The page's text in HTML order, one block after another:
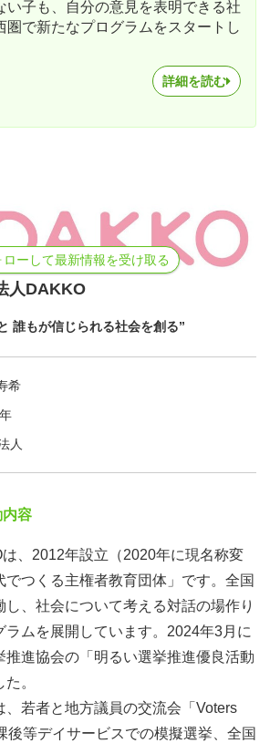
い子も、自分の意見を表明できる社
圏で新たなプログラムをスタートし
詳細を読む
ローして最新情報を受け取る
人DAKKO
誰もが信じられる社会を創る”
希
人
容
、2012年設立（2020年に現名称変
つくる主権者教育団体」です。全国
、社会について考える対話の場作り
ラムを展開しています。2024年3月に
推進協会の「明るい選挙推進優良活動
。
若者と地方議員の交流会「Voters
後等デイサービスでの模擬選挙、全国